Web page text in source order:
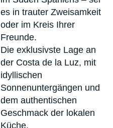
es in trauter Zweisamkeit
oder im Kreis Ihrer
Freunde.
Die exklusivste Lage an
der Costa de la Luz, mit
idyllischen
Sonnenuntergängen und
dem authentischen
Geschmack der lokalen
Küche.